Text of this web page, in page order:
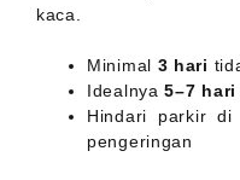
kaca.
Minimal 3 hari
Idealnya5–7 hari
Hindari parkir di
pengeringan